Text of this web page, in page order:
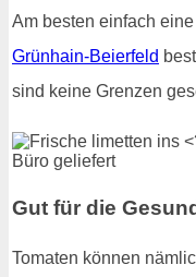
Am besten einfach
Grünhain-Beierfeld
sind keine Grenzen
Gut für die
Tomaten können